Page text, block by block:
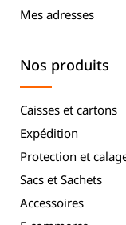
Mes adresses
Nos produits
Caisses et cartons
Expédition
Protection et
Sacs et Sachets
Accessoires